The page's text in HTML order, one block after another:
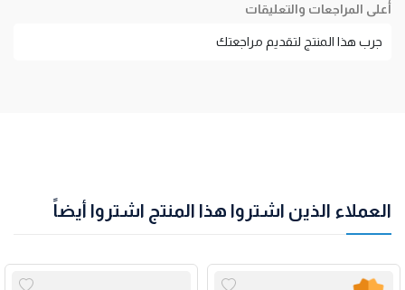
أعلى المراجعات والتعليقات
جرب هذا المنتج لتقديم مراجعتك
العملاء الذين اشتروا هذا المنتج اشتروا أيضاً